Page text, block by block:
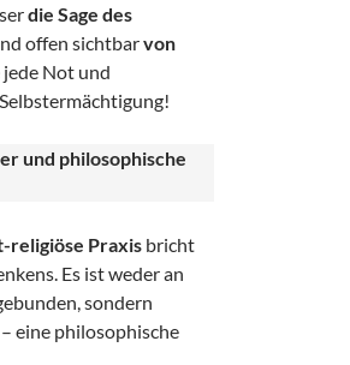
die Sage des
offen sichtbarvon
Not und
und philosophische
religiöse Praxis bricht
Es ist weder an
sondern
eine philosophische